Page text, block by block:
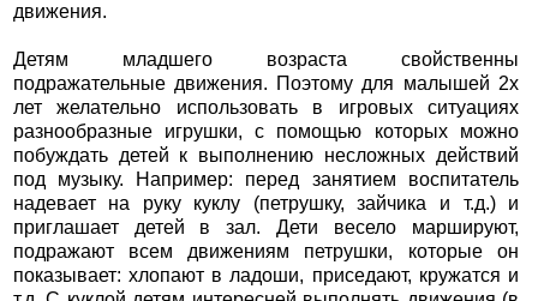
движения.
Детям младшего возраста свойственны
подражательные движения. Поэтому для малышей 2х
лет желательно использовать в игровых ситуациях
разнообразные игрушки, с помощью которых можно
побуждать детей к выполнению несложных действий
под музыку. Например: перед занятием воспитатель
надевает на руку куклу (петрушку, зайчика и т.д.) и
приглашает детей в зал. Дети весело маршируют,
подражают всем движениям петрушки, которые он
показывает: хлопают в ладоши, приседают, кружатся и